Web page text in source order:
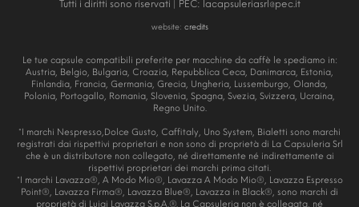
Tutti i diritti sono riservati | PEC: lacapsuleriasrl@pec.it
website: credits
Le tue capsule compatibili preferite per macchine da caffè le spediamo in:
Austria, Belgio, Bulgaria, Croazia, Repubblica Ceca, Danimarca, Estonia,
Finlandia, Francia, Germania, Grecia, Ungheria, Lussemburgo, Olanda,
Polonia, Portogallo, Romania, Slovenia, Spagna, Svezia, Svizzera, Ucraina,
Regno Unito.
*I marchi Nespresso,Dolce Gusto, Caffitaly, Uno System, Bialetti sono marchi
registrati dai rispettivi proprietari e non sono di proprietà di La Capsuleria Srl
che è un distributore non collegato, né direttamente né indirettamente ai
rispettivi proprietari dei marchi prima citati.
*I marchi Lavazza®, A Modo Mio®, Lavazza A Modo Mio®, Lavazza Espresso
Point®, Lavazza Firma®, Lavazza Blue®, Lavazza in Black®, sono marchi di
proprietà di Luigi Lavazza S.p.A.®. La Capsuleria non è collegata, né